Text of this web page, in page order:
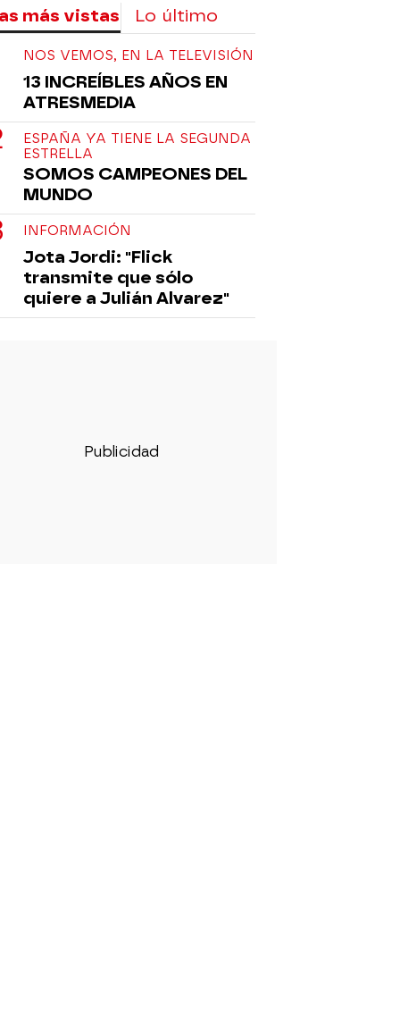
más vistas Lo último
NOS VEMOS, EN LA TELEVISIÓN
13 INCREÍBLES AÑOS EN
ATRESMEDIA
ESPAÑA YA TIENE LA SEGUNDA
ESTRELLA
SOMOS CAMPEONES DEL
MUNDO
INFORMACIÓN
Jota Jordi: "Flick
transmite que sólo
quiere a Julián Alvarez"